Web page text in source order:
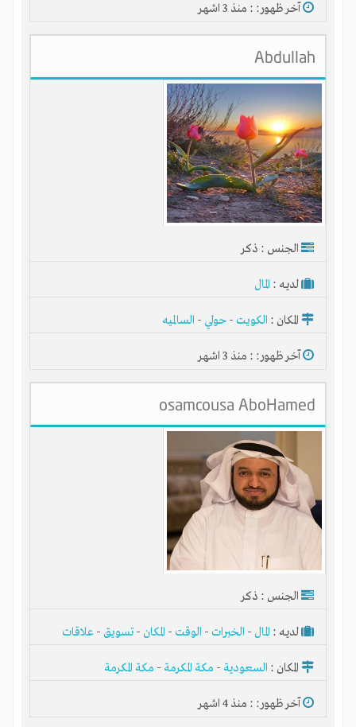
آخر ظهور: : منذ 3 اشهر
Abdullah
الجنس : ذكر
لديـه : المال
المكان : الكويت - حولي - السالميه
آخر ظهور: : منذ 3 اشهر
osamcousa AboHamed
الجنس : ذكر
لديـه : المال - الخبرات - الوقت - المكان -تسويق - علاقات
المكان : السعودية - مكة المكرمة - مكة المكرمة
آخر ظهور: : منذ 4 اشهر